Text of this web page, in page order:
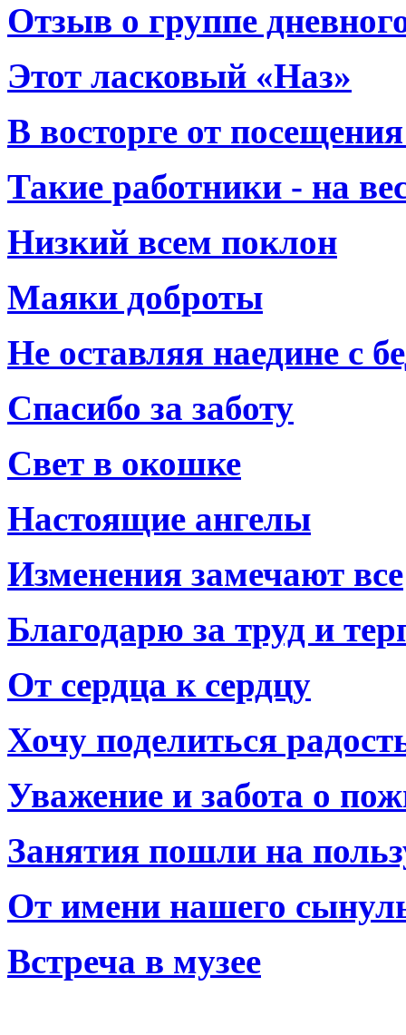
Отзыв о группе
Этот ласковый «Наз»
В восторге от
Такие работники - на
Низкий всем поклон
Маяки доброты
Не оставляя наедине с
Спасибо за заботу
Свет в окошке
Настоящие ангелы
Изменения замечают все
Благодарю за труд и
От сердца к сердцу
Хочу поделиться
Уважение и забота о
Занятия пошли на
От имени нашего
Встреча в музее